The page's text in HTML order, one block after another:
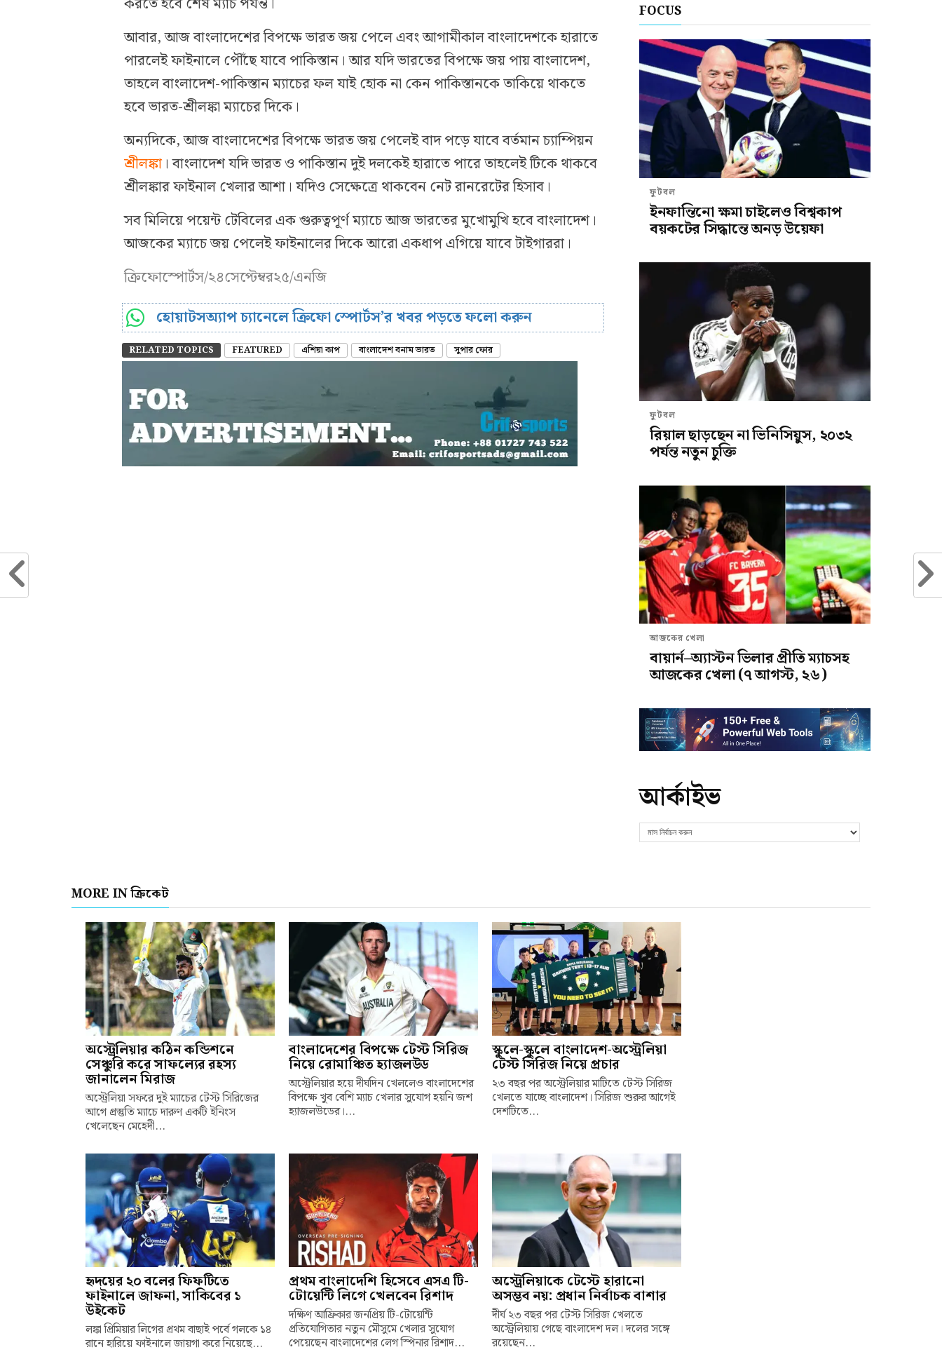
আবার, আজ বাংলাদেশের বিপক্ষে ভারত জয় পেলে এবং আগামীকাল বাংলাদেশকে হারাতে
পারলেই ফাইনালে পৌঁছে যাবে পাকিস্তান। আর যদি ভারতের বিপক্ষে জয় পায় বাংলাদেশ,
তাহলে বাংলাদেশ-পাকিস্তান ম্যাচের ফল যাই হোক না কেন পাকিস্তানকে তাকিয়ে থাকতে
হবে ভারত-শ্রীলঙ্কা ম্যাচের দিকে।
অন্যদিকে, আজ বাংলাদেশের বিপক্ষে ভারত জয় পেলেই বাদ পড়ে যাবে বর্তমান চ্যাম্পিয়ন
শ্রীলঙ্কা। বাংলাদেশ যদি ভারত ও পাকিস্তান দুই দলকেই হারাতে পারে তাহলেই টিকে থাকবে
শ্রীলঙ্কার ফাইনাল খেলার আশা। যদিও সেক্ষেত্রে থাকবেন নেট রানরেটের হিসাব।
সব মিলিয়ে পয়েন্ট টেবিলের এক গুরুত্বপূর্ণ ম্যাচে আজ ভারতের মুখোমুখি হবে বাংলাদেশ।
আজকের ম্যাচে জয় পেলেই ফাইনালের দিকে আরো একধাপ এগিয়ে যাবে টাইগাররা।
ক্রিফোস্পোর্টস/২৪সেপ্টেম্বর২৫/এনজি
হোয়াটসঅ্যাপ চ্যানেলে ক্রিফো স্পোর্টস’র খবর পড়তে ফলো করুন
RELATED TOPICS FEATURED এশিয়া কাপ বাংলাদেশ বনাম ভারত সুপার ফোর
FOCUS
ফুটবল
ইনফান্তিনো ক্ষমা চাইলেও বিশ্বকাপ
বয়কটের সিদ্ধান্তে অনড় উয়েফা
ফুটবল
রিয়াল ছাড়ছেন না ভিনিসিয়ুস, ২০৩২
পর্যন্ত নতুন চুক্তি
আজকের খেলা
বায়ার্ন–অ্যাস্টন ভিলার প্রীতি ম্যাচসহ
আজকের খেলা (৭ আগস্ট, ২৬)
আর্কাইভ
MORE IN ক্রিকেট
অস্ট্রেলিয়ার কঠিন কন্ডিশনে
সেঞ্চুরি করে সাফল্যের রহস্য
জানালেন মিরাজ
অস্ট্রেলিয়া সফরে দুই ম্যাচের টেস্ট সিরিজের
আগে প্রস্তুতি ম্যাচে দারুণ একটি ইনিংস
খেলেছেন মেহেদী...
বাংলাদেশের বিপক্ষে টেস্ট সিরিজ
নিয়ে রোমাঞ্চিত হ্যাজলউড
অস্ট্রেলিয়ার হয়ে দীর্ঘদিন খেললেও বাংলাদেশের
বিপক্ষে খুব বেশি ম্যাচ খেলার সুযোগ হয়নি জশ
হ্যাজলউডের।...
স্কুলে-স্কুলে বাংলাদেশ-অস্ট্রেলিয়া
টেস্ট সিরিজ নিয়ে প্রচার
২৩ বছর পর অস্ট্রেলিয়ার মাটিতে টেস্ট সিরিজ
খেলতে যাচ্ছে বাংলাদেশ। সিরিজ শুরুর আগেই
দেশটিতে...
হৃদয়ের ২০ বলের ফিফটিতে
ফাইনালে জাফনা, সাকিবের ১
উইকেট
লঙ্কা প্রিমিয়ার লিগের প্রথম বাছাই পর্বে গলকে ১৪
রানে হারিয়ে ফাইনালে জায়গা করে নিয়েছে...
প্রথম বাংলাদেশি হিসেবে এসএ টি-
টোয়েন্টি লিগে খেলবেন রিশাদ
দক্ষিণ আফ্রিকার জনপ্রিয় টি-টোয়েন্টি
প্রতিযোগিতার নতুন মৌসুমে খেলার সুযোগ
পেয়েছেন বাংলাদেশের লেগ স্পিনার রিশাদ...
অস্ট্রেলিয়াকে টেস্টে হারানো
অসম্ভব নয়: প্রধান নির্বাচক বাশার
দীর্ঘ ২৩ বছর পর টেস্ট সিরিজ খেলতে
অস্ট্রেলিয়ায় গেছে বাংলাদেশ দল। দলের সঙ্গে
রয়েছেন...